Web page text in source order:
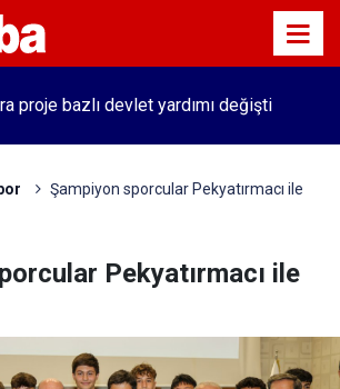
proje bazlı devlet yardımı değişti
Şampiyon sporcular Pekyatırmacı ile
Pekyatırmacı ile